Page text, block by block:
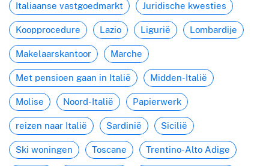
Italiaanse vastgoedmarkt Juridische kwesties
Koopprocedure Lazio Ligurië Lombardije
Makelaarskantoor Marche
Met pensioen gaan in Italië Midden-Italië
Molise Noord-Italië Papierwerk
reizen naar Italië Sardinië Sicilië
Ski woningen Toscane Trentino-Alto Adige